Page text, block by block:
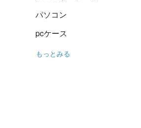
パソコン
pcケース
もっとみる